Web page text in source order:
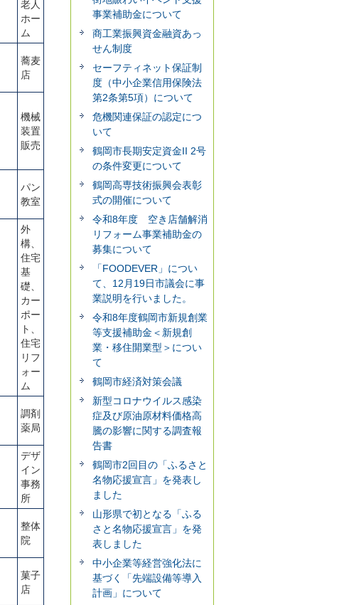
老人
ホー
ム
蕎麦
店
機械
装置
販売
パン
教室
外
構、
住宅
基
礎、
カー
ポー
ト、
住宅
リフ
ォー
ム
調剤
薬局
デザ
イン
事務
所
整体
院
菓子
店
事業補助金について
商工業振興資金融資あっ
せん制度
セーフティネット保証制
度（中小企業信用保険法
第2条第5項）について
危機関連保証の認定につ
いて
鶴岡市長期安定資金II 2号
の条件変更について
鶴岡高専技術振興会表彰
式の開催について
令和8年度 空き店舗解消
リフォーム事業補助金の
募集について
「FOODEVER」につい
て、12月19日市議会に事
業説明を行いました。
令和8年度鶴岡市新規創業
等支援補助金＜新規創
業・移住開業型＞につい
て
鶴岡市経済対策会議
新型コロナウイルス感染
症及び原油原材料価格高
騰の影響に関する調査報
告書
鶴岡市2回目の「ふるさと
名物応援宣言」を発表し
ました
山形県で初となる「ふる
さと名物応援宣言」を発
表しました
中小企業等経営強化法に
基づく「先端設備等導入
計画」について